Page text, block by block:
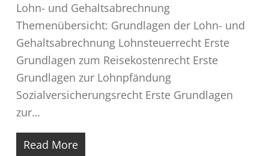
Lohn- und Gehaltsabrechnung
Themenübersicht: Grundlagen der Lohn- und
Gehaltsabrechnung Lohnsteuerrecht Erste
Grundlagen zum Reisekostenrecht Erste
Grundlagen zur Lohnpfändung
Sozialversicherungsrecht Erste Grundlagen
zur…
Read More